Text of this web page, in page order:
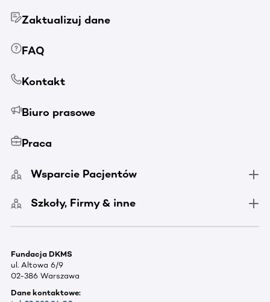
Zaktualizuj dane
FAQ
Kontakt
Biuro prasowe
Praca
Wsparcie Pacjentów
Szkoły, Firmy & inne
Fundacja DKMS
ul. Altowa 6/9
02-386 Warszawa
Dane kontaktowe: